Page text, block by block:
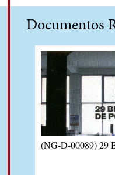
primera vez en
el certamen más
(desde 1969),
13 de julio.
Documentos
(NG-D-00089) 29